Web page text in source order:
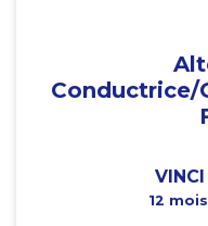
Conductrice/
12 mois